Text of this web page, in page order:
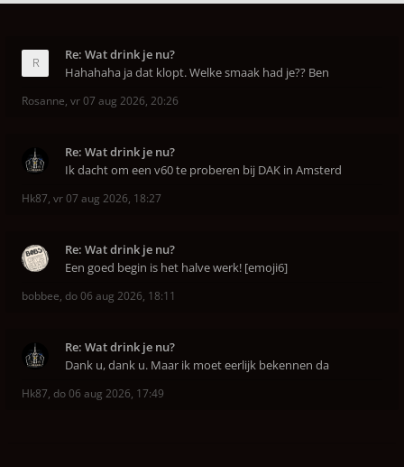
Re: Wat drink je nu?
Hahahaha ja dat klopt. Welke smaak had je?? Ben
Rosanne, vr 07 aug 2026, 20:26
Re: Wat drink je nu?
Ik dacht om een v60 te proberen bij DAK in Amsterd
Hk87, vr 07 aug 2026, 18:27
Re: Wat drink je nu?
Een goed begin is het halve werk! [emoji6]
bobbee, do 06 aug 2026, 18:11
Re: Wat drink je nu?
Dank u, dank u. Maar ik moet eerlijk bekennen da
Hk87, do 06 aug 2026, 17:49